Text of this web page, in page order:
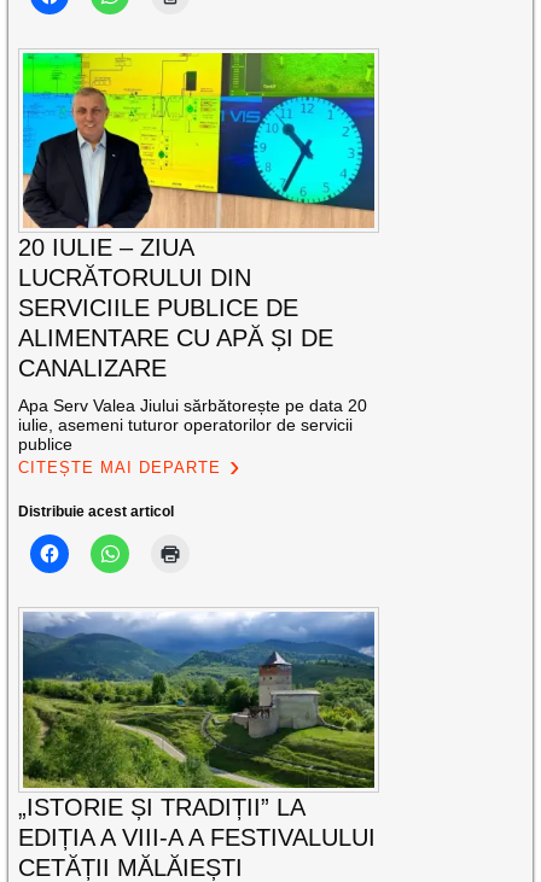
20 IULIE – ZIUA
LUCRĂTORULUI DIN
SERVICIILE PUBLICE DE
ALIMENTARE CU APĂ ȘI DE
CANALIZARE
Apa Serv Valea Jiului sărbătorește pe data 20
iulie, asemeni tuturor operatorilor de servicii
publice
CITEȘTE MAI DEPARTE
Distribuie acest articol
„ISTORIE ȘI TRADIȚII” LA
EDIȚIA A VIII-A A FESTIVALULUI
CETĂȚII MĂLĂIEȘTI